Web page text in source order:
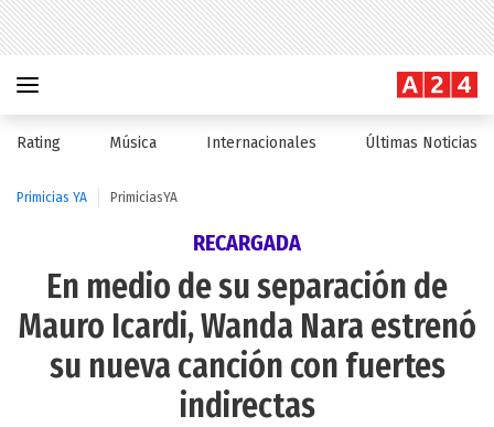
Rating Música Internacionales Últimas Noticias
Primicias YA PrimiciasYA
RECARGADA
En medio de su separación de
Mauro Icardi, Wanda Nara estrenó
su nueva canción con fuertes
indirectas